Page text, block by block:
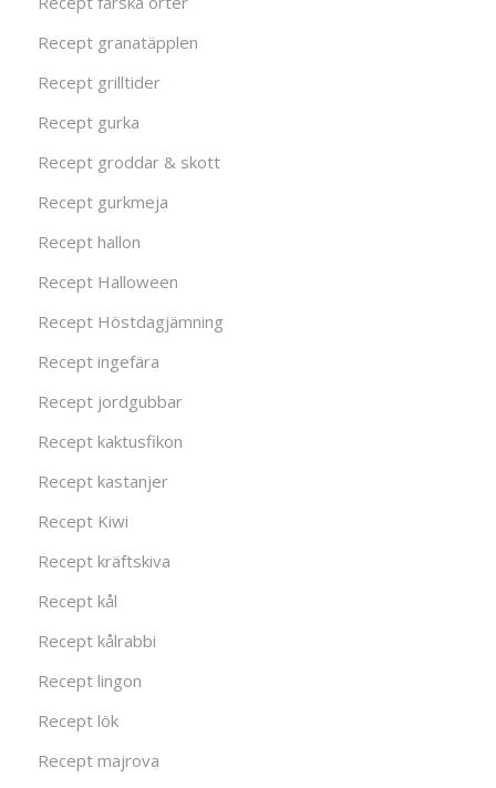
Recept granatäpplen
Recept grilltider
Recept gurka
Recept groddar & skott
Recept gurkmeja
Recept hallon
Recept Halloween
Recept Höstdagjämning
Recept ingefära
Recept jordgubbar
Recept kaktusfikon
Recept kastanjer
Recept Kiwi
Recept kräftskiva
Recept kål
Recept kålrabbi
Recept lingon
Recept lök
Recept majrova